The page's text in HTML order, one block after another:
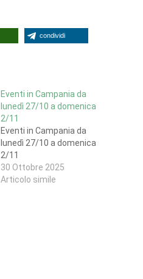
condividi
Eventi in Campania da
lunedì 27/10 a domenica
2/11
Eventi in Campania da
lunedì 27/10 a domenica
2/11
30 Ottobre 2025
Articolo simile